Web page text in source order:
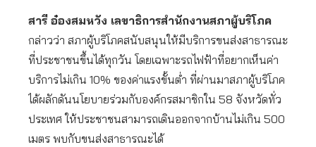
สารี อ๋องสมหวัง เลขาธิการสำนักงานสภาผู้บริโภค
กล่าวว่า สภาผู้บริโภคสนับสนุนให้มีบริการขนส่งสาธารณะ
ที่ประชาชนขึ้นได้ทุกวัน โดยเฉพาะรถไฟฟ้าที่อยากเห็นค่า
บริการไม่เกิน 10% ของค่าแรงขั้นต่ำ ที่ผ่านมาสภาผู้บริโภค
ได้ผลักดันนโยบายร่วมกับองค์กรสมาชิกใน 58 จังหวัดทั่ว
ประเทศ ให้ประชาชนสามารถเดินออกจากบ้านไม่เกิน 500
เมตร พบกับขนส่งสาธารณะได้